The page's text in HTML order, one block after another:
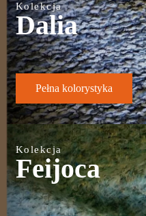
Kolekcja
Dalia
Pełna kolorystyka
Kolekcja
Feijoca